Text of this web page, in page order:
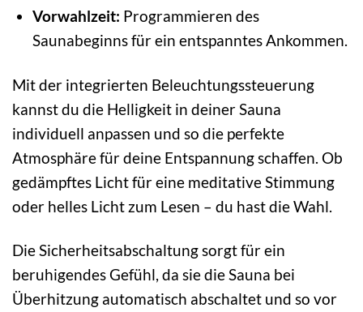
Vorwahlzeit: Programmieren des
Saunabeginns für ein entspanntes Ankommen.
Mit der integrierten Beleuchtungssteuerung
kannst du die Helligkeit in deiner Sauna
individuell anpassen und so die perfekte
Atmosphäre für deine Entspannung schaffen. Ob
gedämpftes Licht für eine meditative Stimmung
oder helles Licht zum Lesen – du hast die Wahl.
Die Sicherheitsabschaltung sorgt für ein
beruhigendes Gefühl, da sie die Sauna bei
Überhitzung automatisch abschaltet und so vor